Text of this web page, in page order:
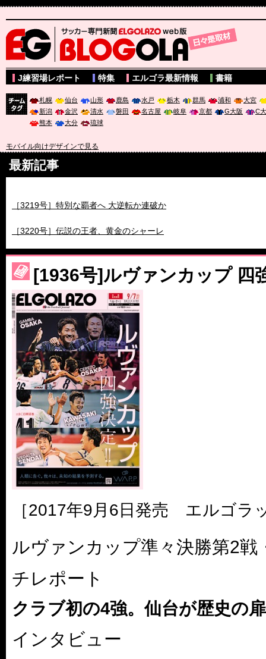
サッカー専門新聞ELGOLAZO web版 BLOGOLA
J練習場レポート 特集 エルゴラ最新情報 書籍
札幌 仙台 山形 鹿島 水戸 栃木 群馬 浦和
大宮
新潟
金沢 清水 磐田 名古屋 岐阜 京都 G大阪
C
熊本
大分 琉球
モバイル向けデザインで見る
最新記事
［3230号］世界一への夢は終わらない
［3223号］一丸。日本出陣
［3222号］史上最大のW杯開幕 注目は「個」
[1936号]ルヴァンカップ 四
［2017年9月6日発売 エルゴラ
ルヴァンカップ準々決勝第2戦
チレポート
クラブ初の4強。仙台が歴史の
インタビュー